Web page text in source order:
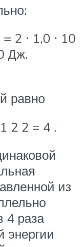
2 ⋅ 1,0 ⋅ 10
Дж.
равно
2 2 = 4 .
из
4 раза
энергии